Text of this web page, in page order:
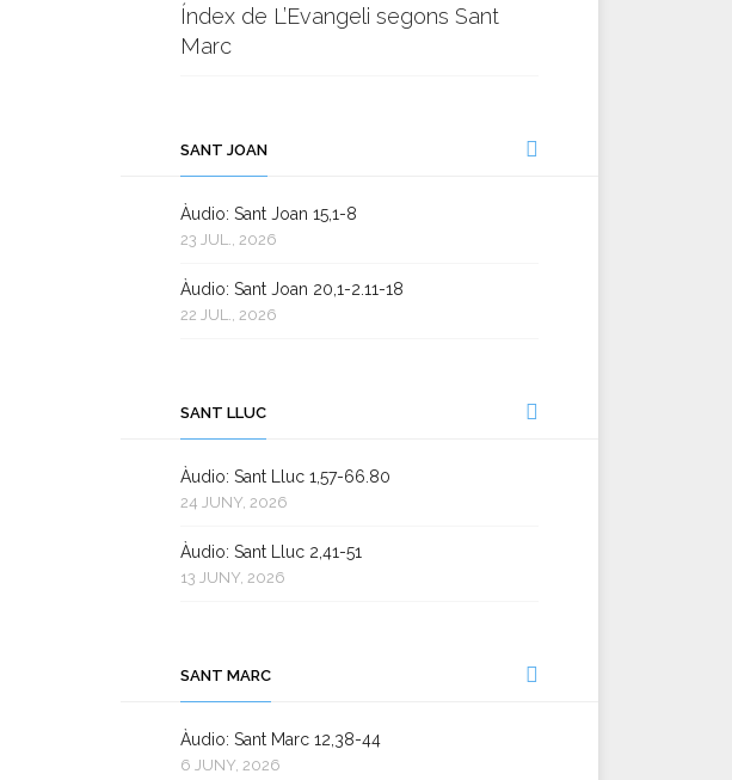
Índex de L’Evangeli segons Sant
Marc
SANT JOAN
Àudio: Sant Joan 15,1-8
23 JUL., 2026
Àudio: Sant Joan 20,1-2.11-18
22 JUL., 2026
SANT LLUC
Àudio: Sant Lluc 1,57-66.80
24 JUNY, 2026
Àudio: Sant Lluc 2,41-51
13 JUNY, 2026
SANT MARC
Àudio: Sant Marc 12,38-44
6 JUNY, 2026